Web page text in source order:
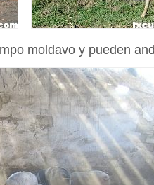
moldavo y pueden